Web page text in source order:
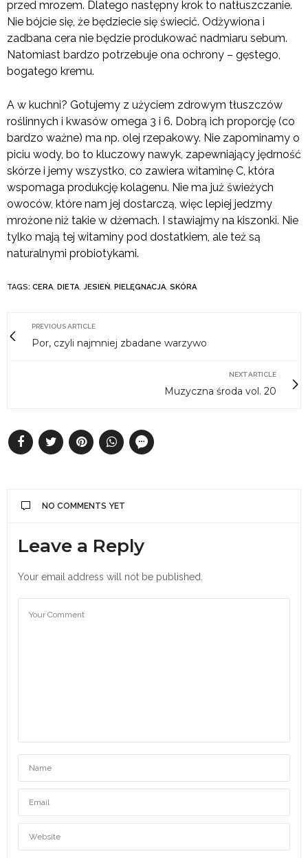
przed mrozem. Dlatego następny krok to natłuszczanie.
Nie bójcie się, że będziecie się świecić. Odżywiona i
zadbana cera nie będzie produkować nadmiaru sebum.
Natomiast bardzo potrzebuje ona ochrony – gęstego,
bogatego kremu.
A w kuchni? Gotujemy z użyciem zdrowym tłuszczów
roślinnych i kwasów omega 3 i 6. Dobrą ich proporcję (co
bardzo ważne) ma np. olej rzepakowy. Nie zapominamy o
piciu wody, bo to kluczowy nawyk, zapewniający jędrność
skórze i jemy wszystko, co zawiera witaminę C, która
wspomaga produkcję kolagenu. Nie ma już świeżych
owoców, które nam jej dostarczą, więc lepiej jedzmy
mrożone niż takie w dżemach. I stawiajmy na kiszonki. Nie
tylko mają tej witaminy pod dostatkiem, ale też są
naturalnymi probiotykami.
TAGS: CERA, DIETA, JESIEŃ, PIELĘGNACJA, SKÓRA
PREVIOUS ARTICLE
Por, czyli najmniej zbadane warzywo
NEXT ARTICLE
Muzyczna środa vol. 20
NO COMMENTS YET
Leave a Reply
Your email address will not be published.